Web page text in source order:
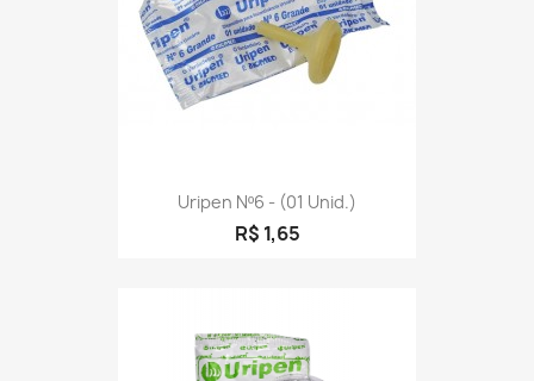
Uripen Nº6 - (01 Unid.)
R$ 1,65